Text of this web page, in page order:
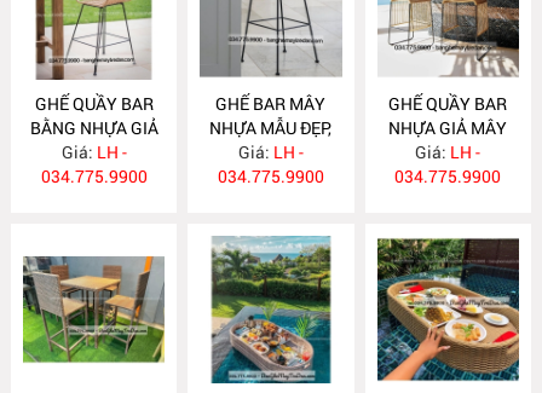
GHẾ QUẦY BAR
BẰNG NHỰA GIẢ
MÂY GN412
Giá: LH -
034.775.9900
GHẾ BAR MÂY
NHỰA MẪU ĐẸP,
ĐỘC ĐÁO GN411
Giá: LH -
034.775.9900
GHẾ QUẦY BAR
NHỰA GIẢ MÂY
GN410
Giá: LH -
034.775.9900